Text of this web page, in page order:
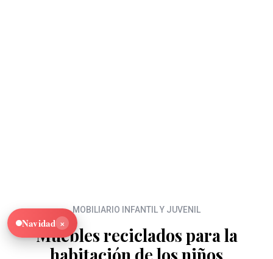
MOBILIARIO INFANTIL Y JUVENIL
Muebles reciclados para la
Navidad ×